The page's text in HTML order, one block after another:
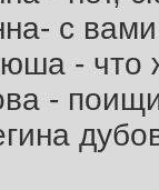
с
- что
- поищи